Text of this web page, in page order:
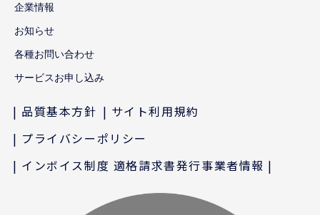
企業情報
お知らせ
各種お問い合わせ
サービスお申し込み
品質基本方針
サイト利用規約
プライバシーポリシー
インボイス制度 適格請求書発行事業者情報